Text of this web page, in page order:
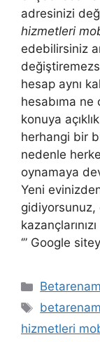
adresinizi
hizmetleri
edebilirsiniz
hesap aynı
hesabıma
konuya
herhangi bir
nedenle
oynamaya
Yeni
gidiyorsunuz,
‘” Google
Kategoriler
Betarenam
Etiketler
hizmetleri